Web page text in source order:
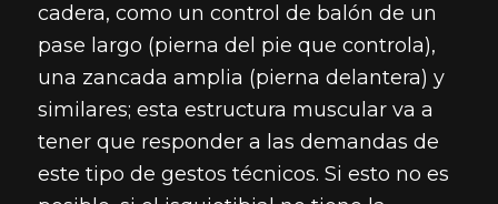
cadera, como un control de balón de un
pase largo (pierna del pie que controla),
una zancada amplia (pierna delantera) y
similares; esta estructura muscular va a
tener que responder a las demandas de
este tipo de gestos técnicos. Si esto no es